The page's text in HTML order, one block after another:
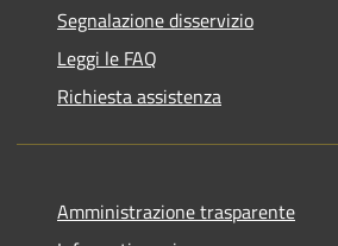
Segnalazione disservizio
Leggi le FAQ
Richiesta assistenza
Amministrazione trasparente